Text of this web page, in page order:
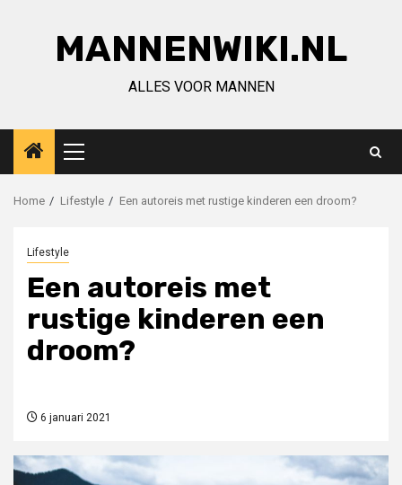
MANNENWIKI.NL
ALLES VOOR MANNEN
Primair
menu
Home Lifestyle Een autoreis met rustige kinderen een droom?
Lifestyle
Een autoreis met
rustige kinderen een
droom?
6 januari 2021